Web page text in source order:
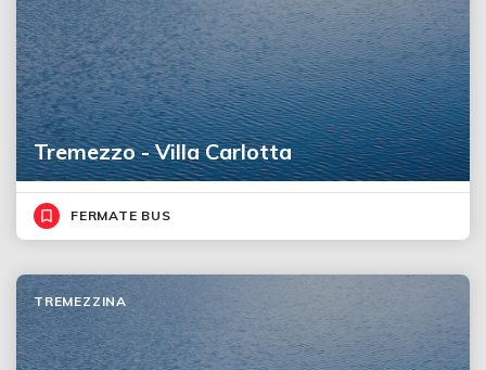
Tremezzo - Villa Carlotta
FERMATE BUS
TREMEZZINA